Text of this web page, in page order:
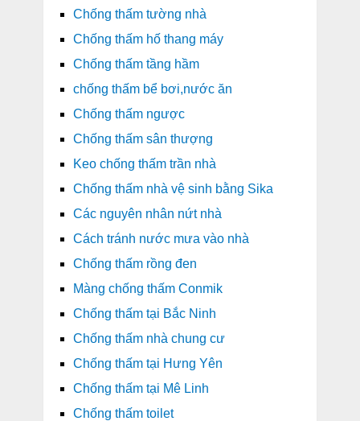
Chống thấm tường nhà
Chống thấm hố thang máy
Chống thấm tầng hầm
chống thấm bể bơi,nước ăn
Chống thấm ngược
Chống thấm sân thượng
Keo chống thấm trần nhà
Chống thấm nhà vệ sinh bằng Sika
Các nguyên nhân nứt nhà
Cách tránh nước mưa vào nhà
Chống thấm rồng đen
Màng chống thấm Conmik
Chống thấm tại Bắc Ninh
Chống thấm nhà chung cư
Chống thấm tại Hưng Yên
Chống thấm tại Mê Linh
Chống thấm toilet